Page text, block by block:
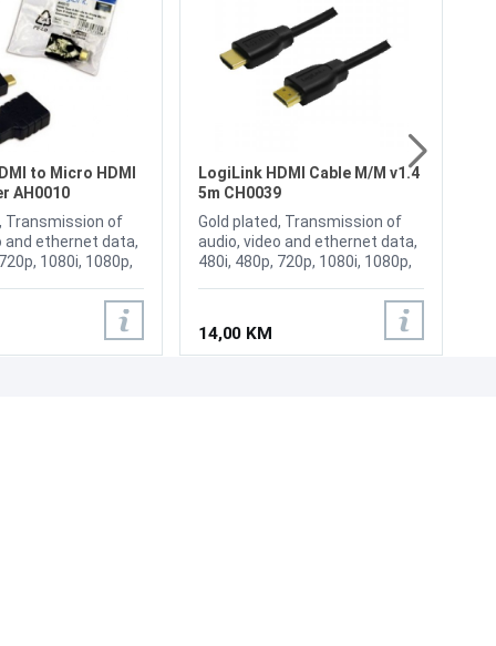
to Micro HDMI
AH0010
Transmission of
and ethernet data,
1080i, 1080p,
LogiLink HDMI Cable M/M v1.4
5m CH0039
Gold plated, Transmission of
audio, video and ethernet data,
480i, 480p, 720p, 1080i, 1080p,
14,00 KM